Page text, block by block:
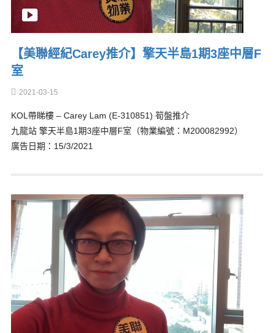
【美聯經紀Carey推介】擎天半島1期3座中層F
室
2021-03-15
KOL帶睇樓 – Carey Lam (E-310851) 筍盤推介
九龍站 擎天半島1期3座中層F室（物業編號：M200082992）
廣告日期：15/3/2021